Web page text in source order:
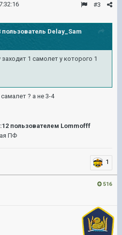
#3
пользователь Delay_Sam
1 самолет у которого 1
? а не 3-4
пользователем Lommofff
ПФ
1
516